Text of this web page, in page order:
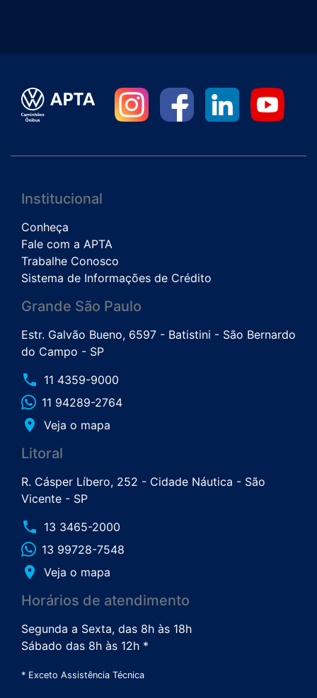
Institucional
Conheça
Fale com a APTA
Trabalhe Conosco
Sistema de Informações de Crédito
Grande São Paulo
Estr. Galvão Bueno, 6597 - Batistini - São Bernardo
do Campo - SP
phone 11 4359-9000
11 94289-2764
place Veja o mapa
Litoral
R. Cásper Líbero, 252 - Cidade Náutica - São
Vicente - SP
phone 13 3465-2000
13 99728-7548
place Veja o mapa
Horários de atendimento
Segunda a Sexta, das 8h às 18h
Sábado das 8h às 12h *
* Exceto Assistência Técnica